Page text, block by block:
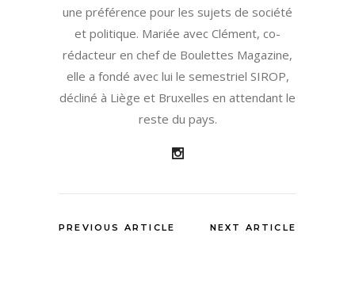
une préférence pour les sujets de société
et politique. Mariée avec Clément, co-
rédacteur en chef de Boulettes Magazine,
elle a fondé avec lui le semestriel SIROP,
décliné à Liège et Bruxelles en attendant le
reste du pays.
PREVIOUS ARTICLE NEXT ARTICLE